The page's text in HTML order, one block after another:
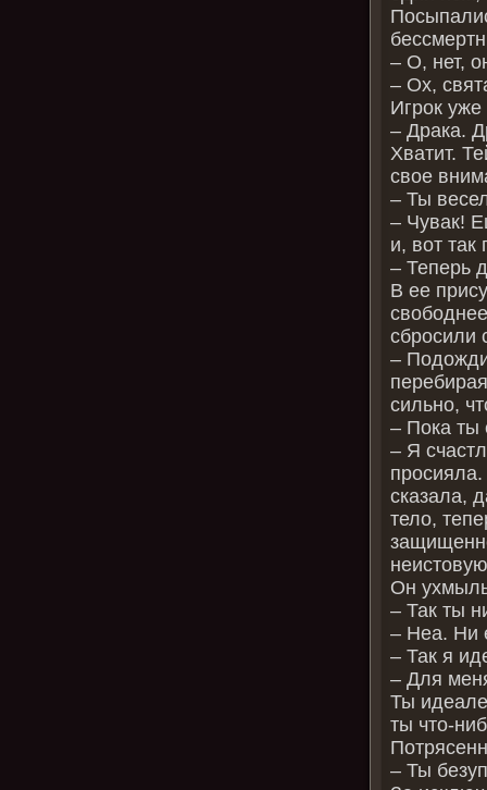
– О, нет,
– Ох,
Игрок
– Драка.
Хватит.
свое
– Ты
– Чувак!
и, вот так
– Теперь
В ее
сбросили
–
сильно,
– Пока ты
– Я
просияла.
сказала,
тело,
Он
– Так ты
– Неа. Ни
– Так я
– Для
Ты
ты что-
– Ты